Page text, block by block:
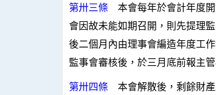
第卅三條 本會每年於會計年度
會因故未能如期召開，則先提理
後二個月內由理事會編造年度工
監事會審核後，於三月底前報主
第卅四條 本會解散後，剩餘財